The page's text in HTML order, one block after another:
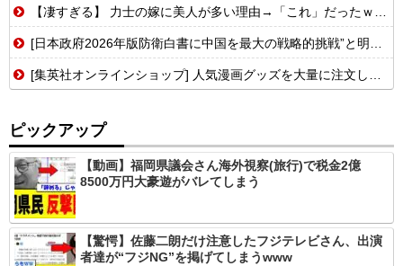
【凄すぎる】 力士の嫁に美人が多い理由→「これ」だったｗｗｗｗｗｗｗ
[日本政府2026年版防衛白書に中国を最大の戦略的挑戦”と明記] 中国強く反発...
[集英社オンラインショップ] 人気漫画グッズを大量に注文した後キャンセルを繰り返す・被害総額約43億円32歳女逮捕！
ピックアップ
【動画】福岡県議会さん海外視察(旅行)で税金2億
8500万円大豪遊がバレてしまう
【驚愕】佐藤二朗だけ注意したフジテレビさん、出演
者達が“フジNG”を掲げてしまうwww